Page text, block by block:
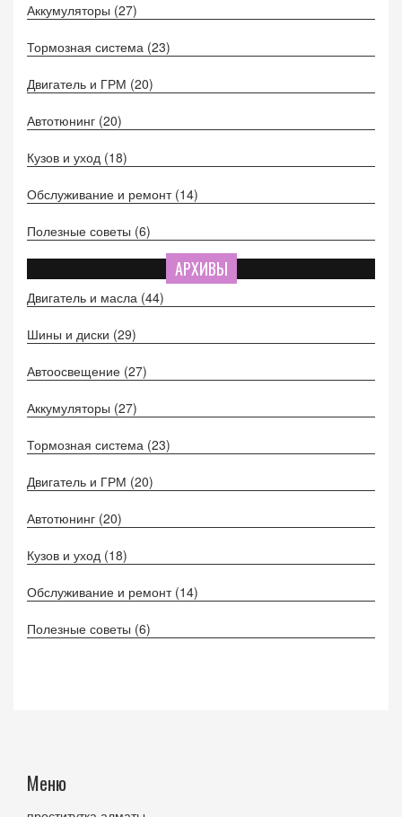
Аккумуляторы (27)
Тормозная система (23)
Двигатель и ГРМ (20)
Автотюнинг (20)
Кузов и уход (18)
Обслуживание и ремонт (14)
Полезные советы (6)
АРХИВЫ
Двигатель и масла (44)
Шины и диски (29)
Автоосвещение (27)
Аккумуляторы (27)
Тормозная система (23)
Двигатель и ГРМ (20)
Автотюнинг (20)
Кузов и уход (18)
Обслуживание и ремонт (14)
Полезные советы (6)
Меню